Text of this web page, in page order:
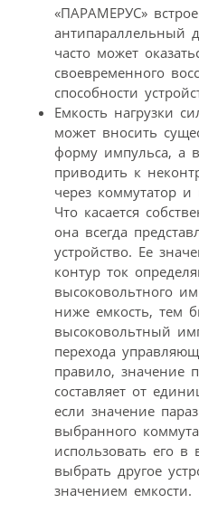
«ПАРАМЕРУС»
антипараллельный
часто может
своевременного
способности
Емкость нагрузки
может вносить
форму импульса, а
приводить к
через коммутатор и
Что касается
она всегда
устройство. Ее
контур ток
высоковольтного
ниже емкость, тем
высоковольтный
перехода
правило, значение
составляет от
если значение
выбранного
использовать его в
выбрать другое
значением емкости.